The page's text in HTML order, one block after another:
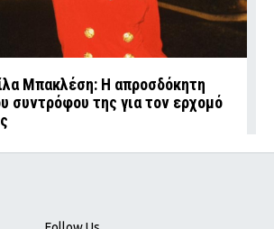
Μπακλέση: Η απροσδόκητη
συντρόφου της για τον ερχομό